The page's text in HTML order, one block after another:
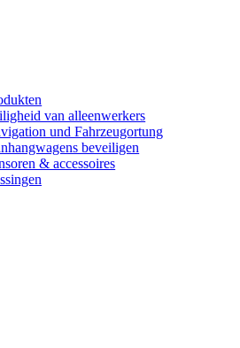
van alleenwerkers
und Fahrzeugortung
beveiligen
& accessoires